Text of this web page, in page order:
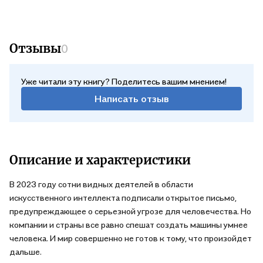
Отзывы0
Уже читали эту книгу? Поделитесь вашим мнением!
Написать отзыв
Описание и характеристики
В 2023 году сотни видных деятелей в области
искусственного интеллекта подписали открытое письмо,
предупреждающее о серьезной угрозе для человечества. Но
компании и страны все равно спешат создать машины умнее
человека. И мир совершенно не готов к тому, что произойдет
дальше.